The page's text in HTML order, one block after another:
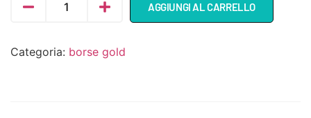
AGGIUNGI AL CARRELLO
Categoria: borse gold